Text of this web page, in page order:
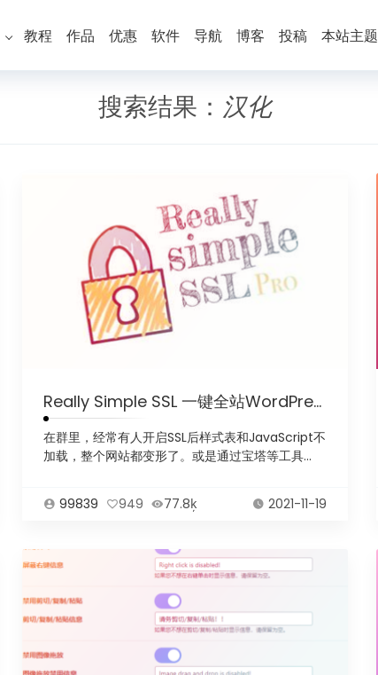
教程 作品 优惠 软件 导航 博客 投稿 本站主题
搜索结果： 汉化
Really Simple SSL 一键全站WordPress HTTPS配置
在群里，经常有人开启SSL后样式表和JavaScript不
加载，整个网站都变形了。或是通过宝塔等工具...
99839 949 77.8ķ 2021-11-19